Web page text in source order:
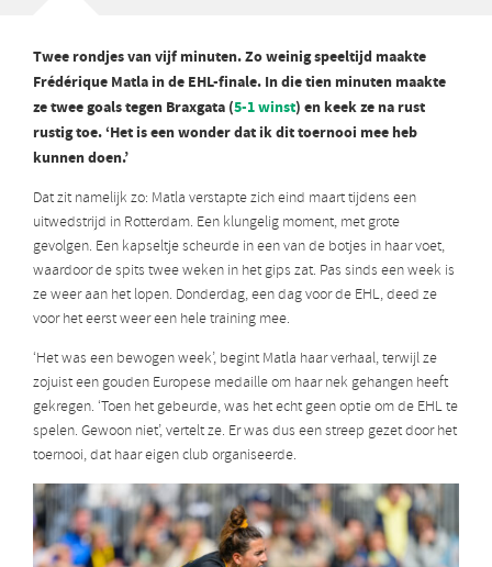
Twee rondjes van vijf minuten. Zo weinig speeltijd maakte
Frédérique Matla in de EHL-finale. In die tien minuten maakte
ze twee goals tegen Braxgata (5-1 winst) en keek ze na rust
rustig toe. ‘Het is een wonder dat ik dit toernooi mee heb
kunnen doen.’
Dat zit namelijk zo: Matla verstapte zich eind maart tijdens een
uitwedstrijd in Rotterdam. Een klungelig moment, met grote
gevolgen. Een kapseltje scheurde in een van de botjes in haar voet,
waardoor de spits twee weken in het gips zat. Pas sinds een week is
ze weer aan het lopen. Donderdag, een dag voor de EHL, deed ze
voor het eerst weer een hele training mee.
‘Het was een bewogen week’, begint Matla haar verhaal, terwijl ze
zojuist een gouden Europese medaille om haar nek gehangen heeft
gekregen. ‘Toen het gebeurde, was het echt geen optie om de EHL te
spelen. Gewoon niet’, vertelt ze. Er was dus een streep gezet door het
toernooi, dat haar eigen club organiseerde.